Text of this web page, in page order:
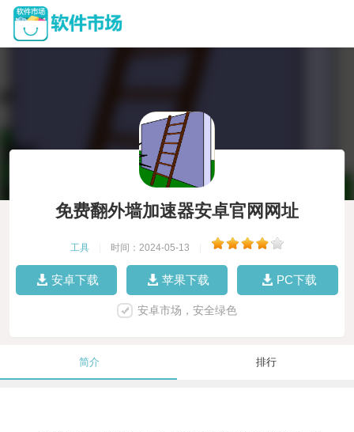
免费翻外墙加速器安卓官网网址
工具 时间：2024-05-13
安卓下载 苹果下载 PC下载
安卓市场，安全绿色
简介 排行